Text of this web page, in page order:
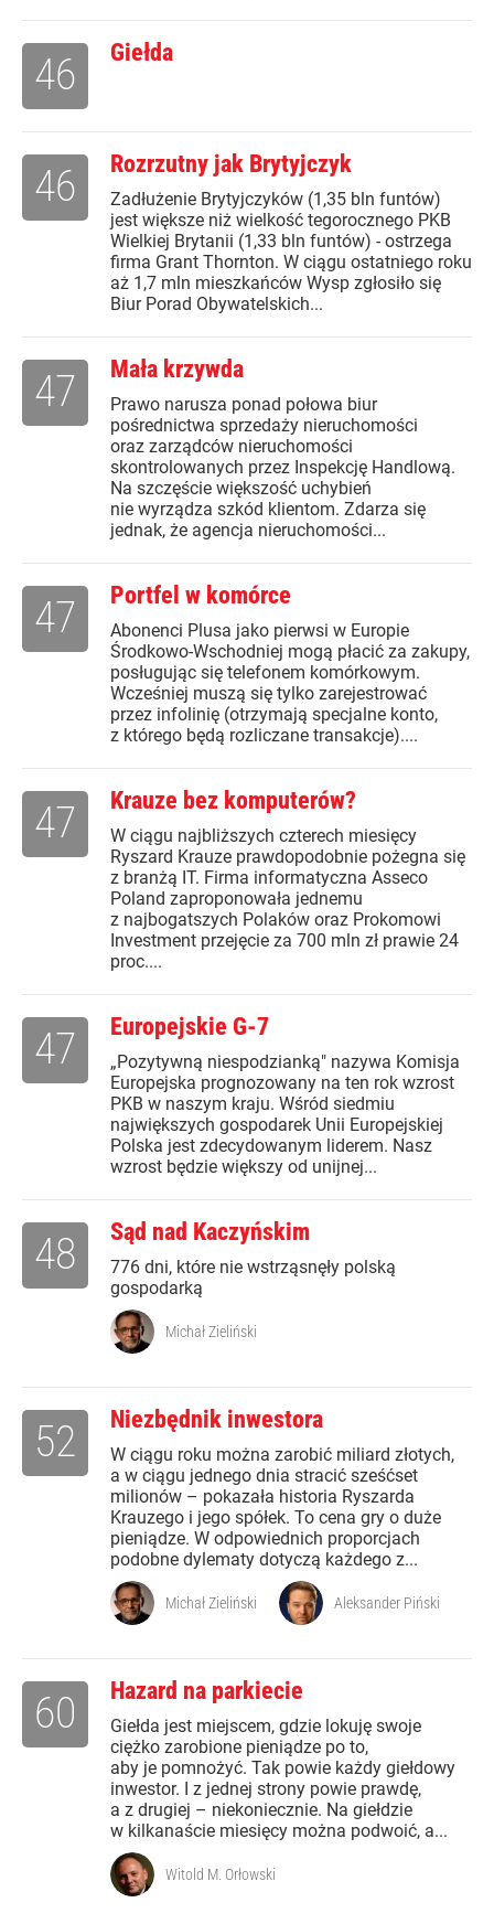
Giełda
46
Rozrzutny jak Brytyjczyk
Zadłużenie Brytyjczyków (1,35 bln funtów)
jest większe niż wielkość tegorocznego PKB
Wielkiej Brytanii (1,33 bln funtów) - ostrzega
firma Grant Thornton. W ciągu ostatniego roku
aż 1,7 mln mieszkańców Wysp zgłosiło się
Biur Porad Obywatelskich...
46
Mała krzywda
Prawo narusza ponad połowa biur
pośrednictwa sprzedaży nieruchomości
oraz zarządców nieruchomości
skontrolowanych przez Inspekcję Handlową.
Na szczęście większość uchybień
nie wyrządza szkód klientom. Zdarza się
jednak, że agencja nieruchomości...
47
Portfel w komórce
Abonenci Plusa jako pierwsi w Europie
Środkowo-Wschodniej mogą płacić za zakupy,
posługując się telefonem komórkowym.
Wcześniej muszą się tylko zarejestrować
przez infolinię (otrzymają specjalne konto,
z którego będą rozliczane transakcje)....
47
Krauze bez komputerów?
W ciągu najbliższych czterech miesięcy
Ryszard Krauze prawdopodobnie pożegna się
z branżą IT. Firma informatyczna Asseco
Poland zaproponowała jednemu
z najbogatszych Polaków oraz Prokomowi
Investment przejęcie za 700 mln zł prawie 24
proc....
47
Europejskie G-7
„Pozytywną niespodzianką" nazywa Komisja
Europejska prognozowany na ten rok wzrost
PKB w naszym kraju. Wśród siedmiu
największych gospodarek Unii Europejskiej
Polska jest zdecydowanym liderem. Nasz
wzrost będzie większy od unijnej...
47
Sąd nad Kaczyńskim
776 dni, które nie wstrząsnęły polską
gospodarką
48
Michał Zieliński
Niezbędnik inwestora
W ciągu roku można zarobić miliard złotych,
a w ciągu jednego dnia stracić sześćset
milionów – pokazała historia Ryszarda
Krauzego i jego spółek. To cena gry o duże
pieniądze. W odpowiednich proporcjach
podobne dylematy dotyczą każdego z...
52
Michał Zieliński Aleksander Piński
Hazard na parkiecie
Giełda jest miejscem, gdzie lokuję swoje
ciężko zarobione pieniądze po to,
aby je pomnożyć. Tak powie każdy giełdowy
inwestor. I z jednej strony powie prawdę,
a z drugiej – niekoniecznie. Na giełdzie
w kilkanaście miesięcy można podwoić, a...
60
Witold M. Orłowski